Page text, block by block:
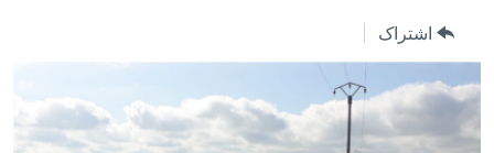
جهش
به
جستجوویژه برنامه‌ها
ویدیوها
۲۵۰سالگی آمریکا
بایگانی برنامه‌های تلویزیونی
فرکانس‌های صدای آمریکا
پخش رادیویی
یادگیری زبان انگلیسی
اشتراک